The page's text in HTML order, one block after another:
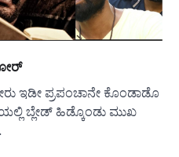
ಇಡೀ ಪ್ರಪಂಚಾನೇ ಕೊಂಡಾಡೊ
ಬ್ಲೇಡ್ ಹಿಡ್ಕೊಂಡು ಮುಖ